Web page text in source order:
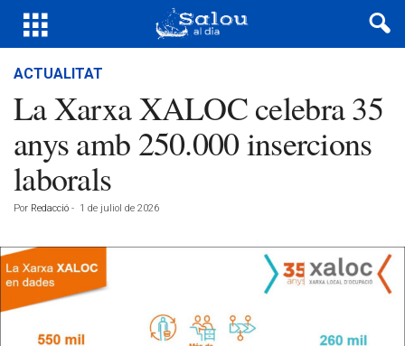
ACTUALITAT
La Xarxa XALOC celebra 35
anys amb 250.000 insercions
laborals
Por Redacció - 1 de juliol de 2026